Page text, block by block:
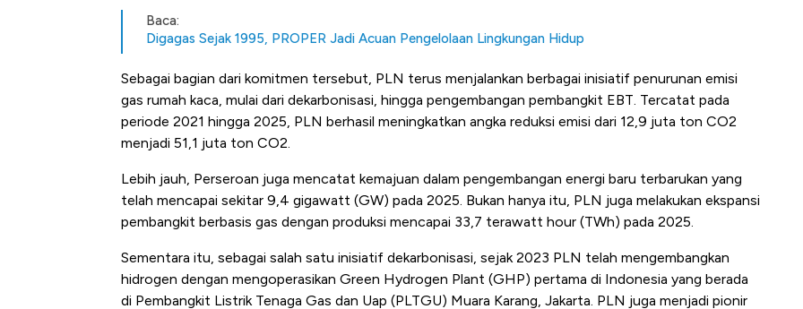
Baca:
Digagas Sejak 1995, PROPER Jadi Acuan Pengelolaan Lingkungan Hidup
Sebagai bagian dari komitmen tersebut, PLN terus menjalankan berbagai inisiatif penurunan emisi
gas rumah kaca, mulai dari dekarbonisasi, hingga pengembangan pembangkit EBT. Tercatat pada
periode 2021 hingga 2025, PLN berhasil meningkatkan angka reduksi emisi dari 12,9 juta ton CO2
menjadi 51,1 juta ton CO2.
Lebih jauh, Perseroan juga mencatat kemajuan dalam pengembangan energi baru terbarukan yang
telah mencapai sekitar 9,4 gigawatt (GW) pada 2025. Bukan hanya itu, PLN juga melakukan ekspansi
pembangkit berbasis gas dengan produksi mencapai 33,7 terawatt hour (TWh) pada 2025.
Sementara itu, sebagai salah satu inisiatif dekarbonisasi, sejak 2023 PLN telah mengembangkan
hidrogen dengan mengoperasikan Green Hydrogen Plant (GHP) pertama di Indonesia yang berada
di Pembangkit Listrik Tenaga Gas dan Uap (PLTGU) Muara Karang, Jakarta. PLN juga menjadi pionir